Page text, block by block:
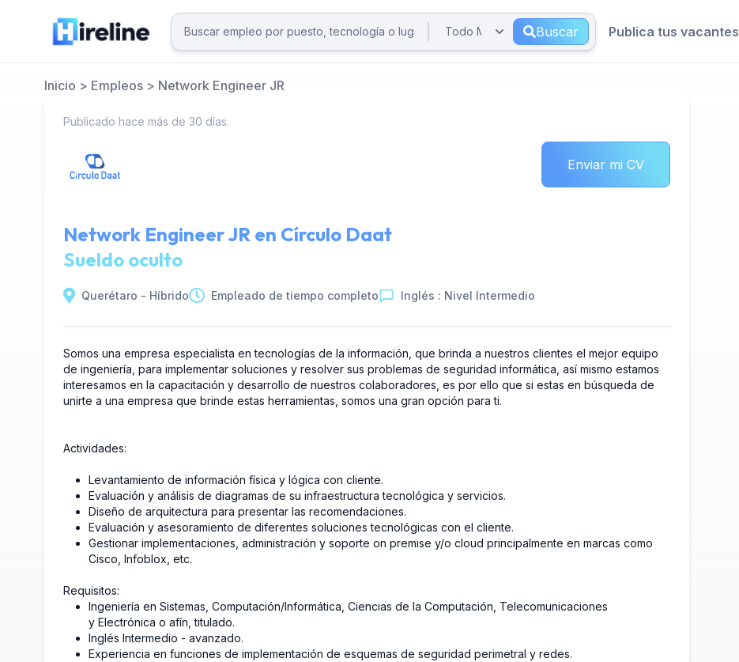
Buscar Publica tus vacantes
Inicio > Empleos > Network Engineer JR
Publicado hace más de 30 días.
Enviar mi CV
Network Engineer JR en Círculo Daat
Sueldo oculto
Querétaro - Híbrido Empleado de tiempo completo Inglés : Nivel Intermedio
Somos una empresa especialista en tecnologías de la información, que brinda a nuestros clientes el mejor equipo
de ingeniería, para implementar soluciones y resolver sus problemas de seguridad informática, así mismo estamos
interesamos en la capacitación y desarrollo de nuestros colaboradores, es por ello que si estas en búsqueda de
unirte a una empresa que brinde estas herramientas, somos una gran opción para ti.
Actividades:
Levantamiento de información física y lógica con cliente.
Evaluación y análisis de diagramas de su infraestructura tecnológica y servicios.
Diseño de arquitectura para presentar las recomendaciones.
Evaluación y asesoramiento de diferentes soluciones tecnológicas con el cliente.
Gestionar implementaciones, administración y soporte on premise y/o cloud principalmente en marcas como
Cisco, Infoblox, etc.
Requisitos:
Ingeniería en Sistemas, Computación/Informática, Ciencias de la Computación, Telecomunicaciones
y Electrónica o afín, titulado.
Inglés Intermedio - avanzado.
Experiencia en funciones de implementación de esquemas de seguridad perimetral y redes.